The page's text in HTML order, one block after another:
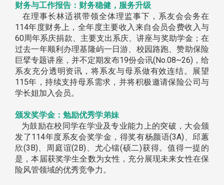
财务与工作报告：财务稳健，服务升级
在理事长林适祺带领全体理监事下，系友会会务在
114年度财务上，全年度主要收入来自会员会费收入与
60周年系庆捐款、主要支出系庆、讲座与奖助学金；在
过去一年顺利办理基隆屿一日游、校园路跑、赞助保险
巨擘专题讲座，并不定期发布19份会讯(No.08~26)，给
系友充分透明资讯，将系友与母系做有效连结。展望
115年，持续支持母系需求，并将积极邀请保险公司与
学长姐加入会员。
颁发奖学金：勉励优秀学弟妹
为鼓励在校同学在学业及专业能力上的突破，大会颁
发了114年度系友会奖学金，得奖有杨颜语(3A)、邱蕙
欣(3B)、周庭谊(2B)、尤心镭(硕二)获得。值得一提的
是，本届获奖学生全数为女性，充分展现未来女性在保
险风管领域的优秀竞争力。